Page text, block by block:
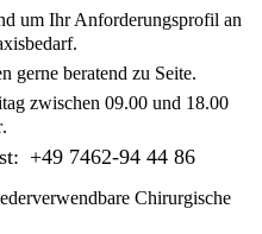
um Ihr Anforderungsprofil an
gerne beratend zu Seite.
zwischen 09.00 und 18.00
.
+49 7462-94 44 86
Chirurgische